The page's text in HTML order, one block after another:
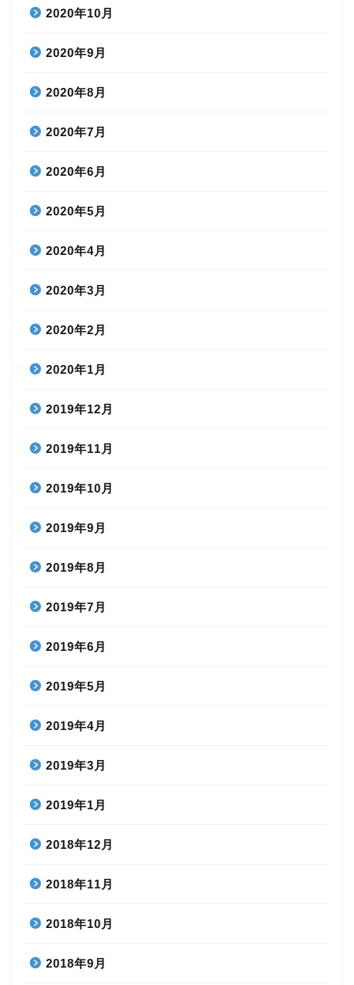
2020年10月
2020年9月
2020年8月
2020年7月
2020年6月
2020年5月
2020年4月
2020年3月
2020年2月
2020年1月
2019年12月
2019年11月
2019年10月
2019年9月
2019年8月
2019年7月
2019年6月
2019年5月
2019年4月
2019年3月
2019年1月
2018年12月
2018年11月
2018年10月
2018年9月